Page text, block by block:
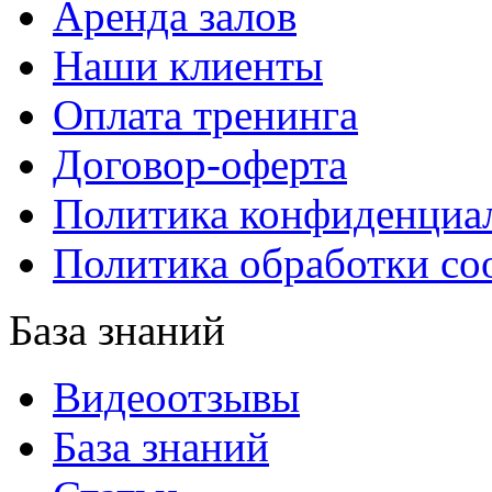
Аренда залов
Наши клиенты
Оплата тренинга
Договор-оферта
Политика
Политика обработки
База знаний
Видеоотзывы
База знаний